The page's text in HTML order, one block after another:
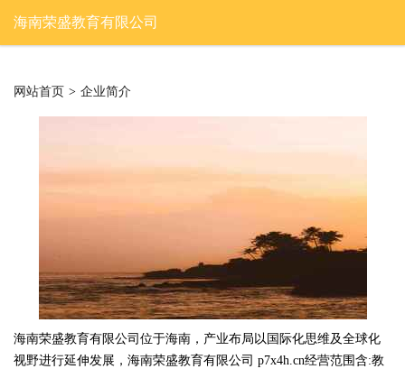
海南荣盛教育有限公司
网站首页 > 企业简介
海南荣盛教育有限公司位于海南，产业布局以国际化思维及全球化
视野进行延伸发展，海南荣盛教育有限公司 p7x4h.cn经营范围含:教